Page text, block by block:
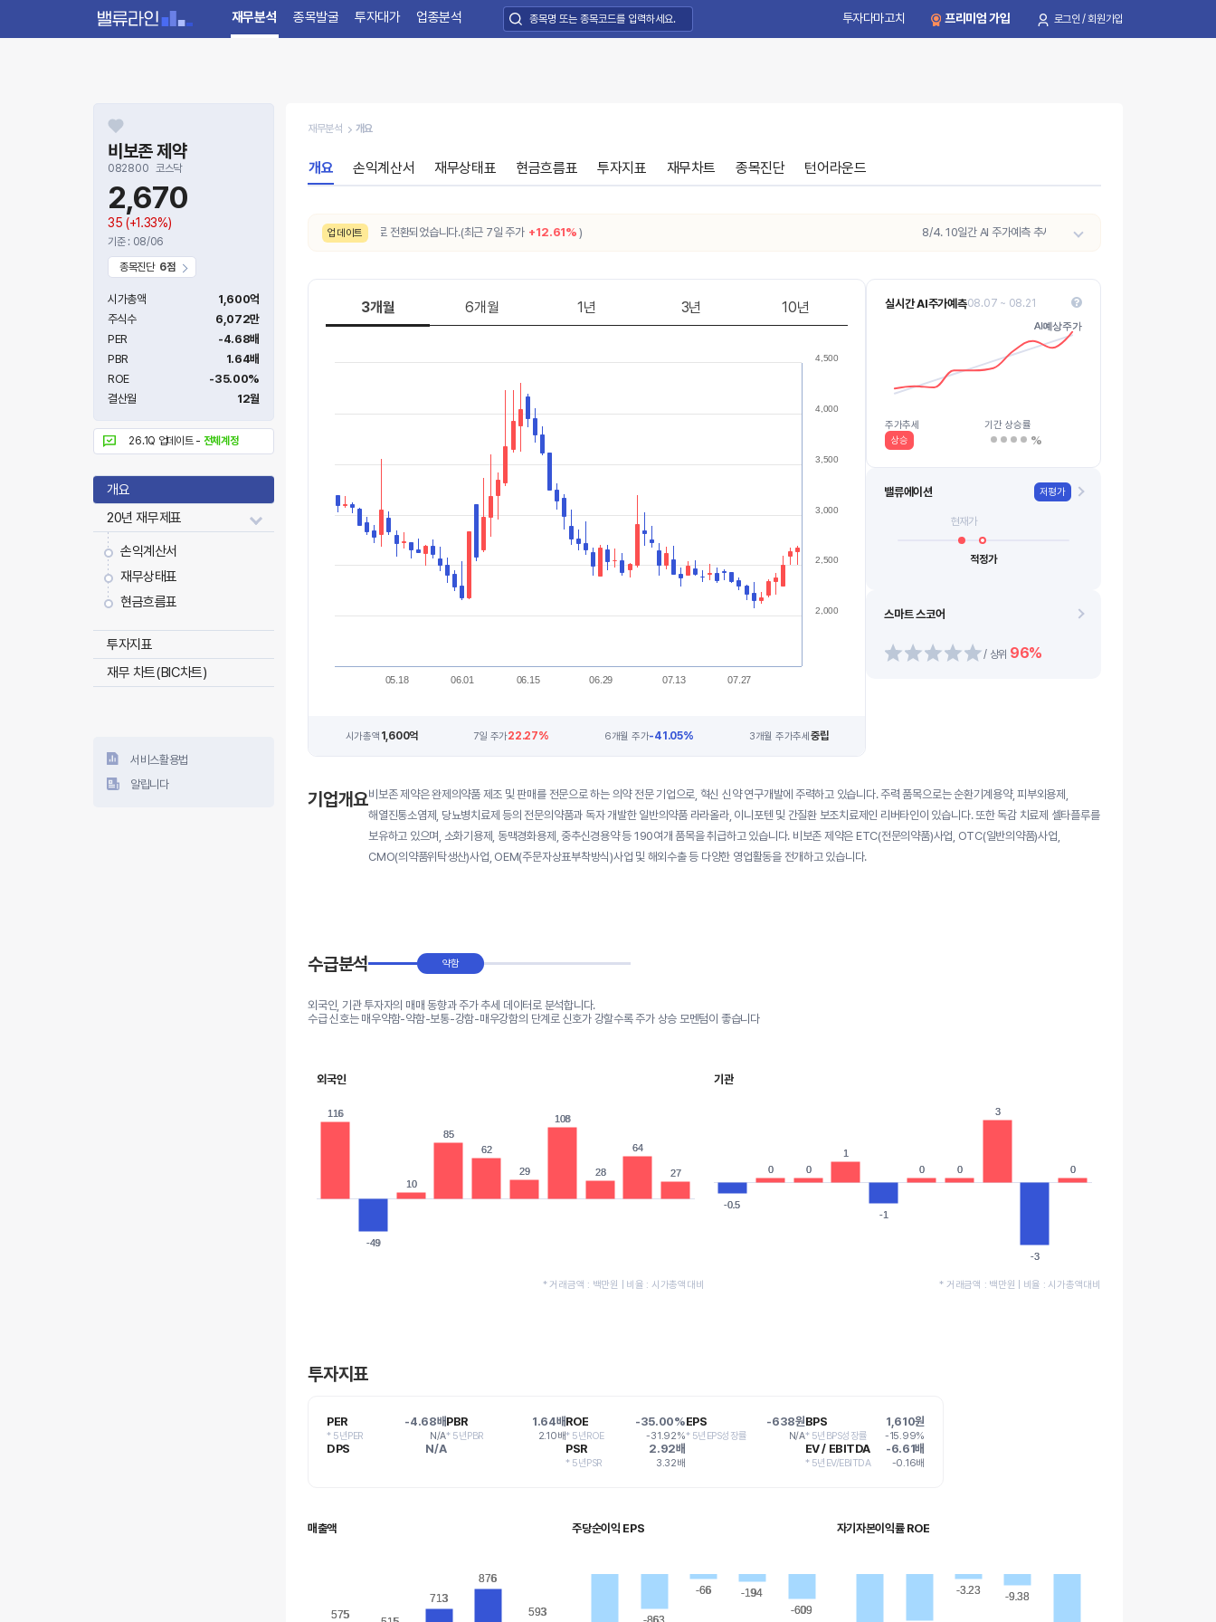
재무분석 종목발굴 투자대가 업종분석 투자다마고치 프리미엄 가입 로그인 / 회원가입
비보존 제약
082800 코스닥
2,670
35 (+1.33%)
기준 : 08/06
종목진단 6점
시가총액
1,600억
주식수
6,072만
PER
-4.68배
PBR
1.64배
ROE
-35.00%
결산월
12월
26.1Q 업데이트 - 전체계정
개요
20년 재무제표
손익계산서
재무상태표
현금흐름표
투자지표
재무 차트(BIC차트)
서비스활용법
알립니다
재무분석 개요
개요 손익계산서 재무상태표 현금흐름표 투자지표 재무차트 종목진단 턴어라운드
업데이트
약세 → 중립 으로 전환되었습니다.(최근 7일 주가+12.61%) 8/4. 10일간 AI 주가예측 추세가 으로 전환되었습니다. (기간 예측
3개월 6개월 1년 3년 10년
05.18 06.01 06.15 06.29 07.13 07.27
2,000
2,500
3,000
3,500
4,000
4,500
시가총액 1,600억 7일 주가22.27% 6개월 주가-41.05% 3개월 주가추세중립
실시간 AI주가예측08.07 ~ 08.21
Values
AI예상주가
AI예상주가
0…08.1008.11 08.1408.1808.1908.20
주가추세
상승
기간 상승률
%
밸류에이션 저평가
현재가
적정가
스마트 스코어
/ 상위 96%
기업개요비보존 제약은 완제의약품 제조 및 판매를 전문으로 하는 의약 전문 기업으로, 혁신 신약 연구개발에 주력하고 있습니다. 주력 품목으로는 순환기계용약, 피부외용제,
해열진통소염제, 당뇨병치료제 등의 전문의약품과 독자 개발한 일반의약품 라라올라, 이니포텐 및 간질환 보조치료제인 리버타인이 있습니다. 또한 독감 치료제 셀타플루를
보유하고 있으며, 소화기용제, 동맥경화용제, 중추신경용약 등 190여개 품목을 취급하고 있습니다. 비보존 제약은 ETC(전문의약품)사업, OTC(일반의약품)사업,
CMO(의약품위탁생산)사업, OEM(주문자상표부착방식)사업 및 해외수출 등 다양한 영업활동을 전개하고 있습니다.
수급분석 약함
외국인, 기관 투자자의 매매 동향과 주가 추세 데이터로 분석합니다.
수급 신호는 매우약함-약함-보통-강함-매우강함의 단계로 신호가 강할수록 주가 상승 모멘텀이 좋습니다
외국인
116
116
-49
-49
10
10
85
85
62
62
29
29
108
108
28
28
64
64
27
27
* 거래금액 : 백만원 | 비율 : 시가총액대비
기관
-0.5
-0.5
0
0 0
0
11
-1
-1
0
0 0
0
3
3
-3
-3
0
0
* 거래금액 : 백만원 | 비율 : 시가총액대비
투자지표
PER -4.68배
* 5년PER N/A
PBR 1.64배
* 5년PBR 2.10배
ROE -35.00%
* 5년ROE -31.92%
EPS -638원
* 5년EPS성장률 N/A
BPS 1,610원
* 5년BPS성장률 -15.99%
DPS N/A PSR 2.92배
* 5년PSR 3.32배
EV / EBITDA -6.61배
* 5년EV/EBITDA -0.16배
매출액
575
575
713
713
876
876
593
593
주당순이익 EPS
-66
-66 -194
-194
-609
-609
자기자본이익률 ROE
-3.23
-3.23 -9.38
-9.38